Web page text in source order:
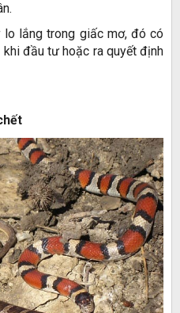
lo lắng trong giấc mơ, đó có
đầu tư hoặc ra quyết định